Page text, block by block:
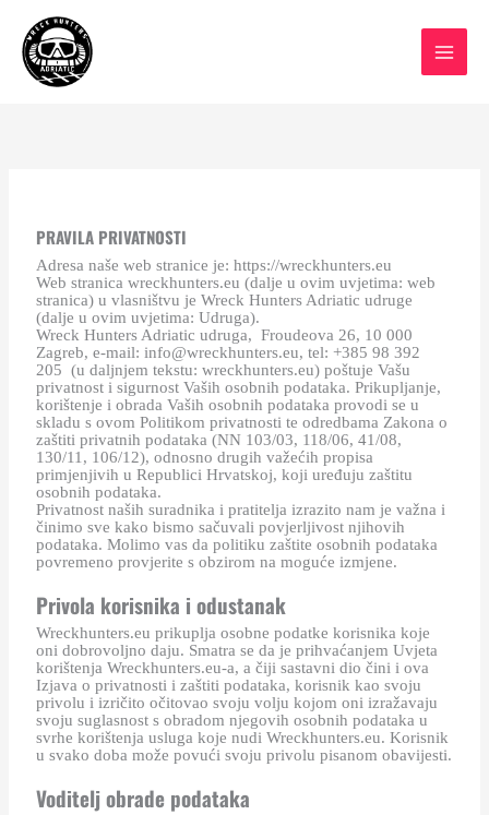
content
PRAVILA PRIVATNOSTI
Adresa naše web stranice je: https://wreckhunters.eu
Web stranica wreckhunters.eu (dalje u ovim uvjetima: web
stranica) u vlasništvu je Wreck Hunters Adriatic udruge
(dalje u ovim uvjetima: Udruga).
Wreck Hunters Adriatic udruga, Froudeova 26, 10 000
Zagreb, e-mail: info@wreckhunters.eu, tel: +385 98 392
205 (u daljnjem tekstu: wreckhunters.eu) poštuje Vašu
privatnost i sigurnost Vaših osobnih podataka. Prikupljanje,
korištenje i obrada Vaših osobnih podataka provodi se u
skladu s ovom Politikom privatnosti te odredbama Zakona o
zaštiti privatnih podataka (NN 103/03, 118/06, 41/08,
130/11, 106/12), odnosno drugih važećih propisa
primjenjivih u Republici Hrvatskoj, koji uređuju zaštitu
osobnih podataka.
Privatnost naših suradnika i pratitelja izrazito nam je važna i
činimo sve kako bismo sačuvali povjerljivost njihovih
podataka. Molimo vas da politiku zaštite osobnih podataka
povremeno provjerite s obzirom na moguće izmjene.
Privola korisnika i odustanak
Wreckhunters.eu prikuplja osobne podatke korisnika koje
oni dobrovoljno daju. Smatra se da je prihvaćanjem Uvjeta
korištenja Wreckhunters.eu-a, a čiji sastavni dio čini i ova
Izjava o privatnosti i zaštiti podataka, korisnik kao svoju
privolu i izričito očitovao svoju volju kojom oni izražavaju
svoju suglasnost s obradom njegovih osobnih podataka u
svrhe korištenja usluga koje nudi Wreckhunters.eu. Korisnik
u svako doba može povući svoju privolu pisanom obavijesti.
Voditelj obrade podataka